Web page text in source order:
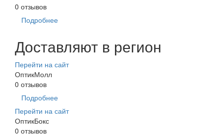
0 отзывов
Подробнее
Доставляют в регион
Перейти на сайт
ОптикМолл
0 отзывов
Подробнее
Перейти на сайт
ОптикБокс
0 отзывов